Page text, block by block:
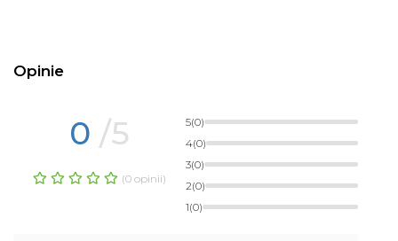
Opinie
0 /5
(0 opinii)
5(0)
4(0)
3(0)
2(0)
1(0)